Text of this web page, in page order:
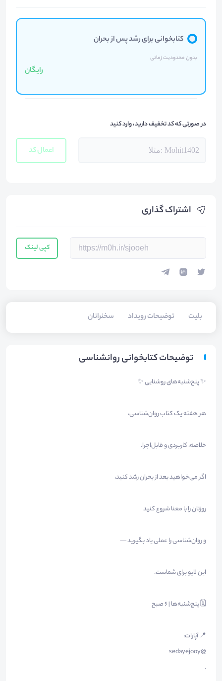
اشتراک گذاری
کپی لینک
بلیت‌ توضیحات رویداد سخنرانان
کتابخوانی برای رشد پس از بحران
بدون محدودیت زمانی
رایگان
در صورتی که کد تخفیف دارید، وارد کنید
اعمال کد
توضیحات کتابخوانی روانشناسی
✨ پنج‌شنبه‌های روشنایی ✨
هر هفته یک کتاب روان‌شناسی،
خلاصه، کاربردی و قابل‌اجرا.
اگر می‌خواهید بعد از بحران رشد کنید،
روزتان را با معنا شروع کنید
و روان‌شناسی را عملی یاد بگیرید —
این لایو برای شماست.
🗓️ پنج‌شنبه‌ها | ۶ صبح
📍 آپارات:
@sedayejooy
.